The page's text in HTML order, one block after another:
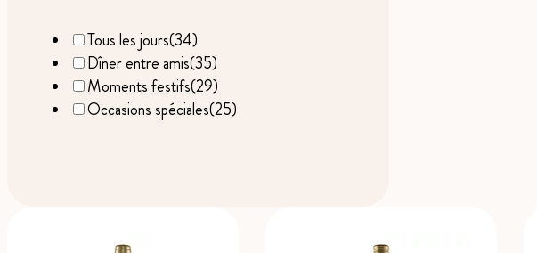
Tous les jours(34)
Dîner entre amis(35)
Moments festifs(29)
Occasions spéciales(25)